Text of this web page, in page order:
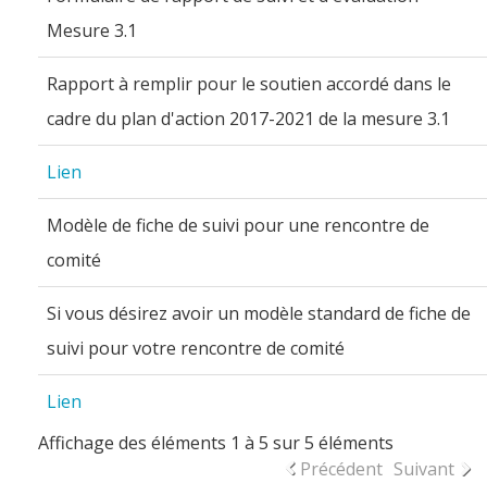
Mesure 3.1
Rapport à remplir pour le soutien accordé dans le
cadre du plan d'action 2017-2021 de la mesure 3.1
Lien
Modèle de fiche de suivi pour une rencontre de
comité
Si vous désirez avoir un modèle standard de fiche de
suivi pour votre rencontre de comité
Lien
Affichage des éléments 1 à 5 sur 5 éléments
Précédent Suivant